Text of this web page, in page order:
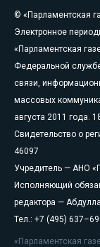
© «Парламентская
Электронное
«Парламентская
Федеральной
связи,
массовых
августа 2011 года.
Свидетельство о
46097
Учредитель — АНО
Исполняющий
редактора —
Тел.: +7 (495)
«Парламентская